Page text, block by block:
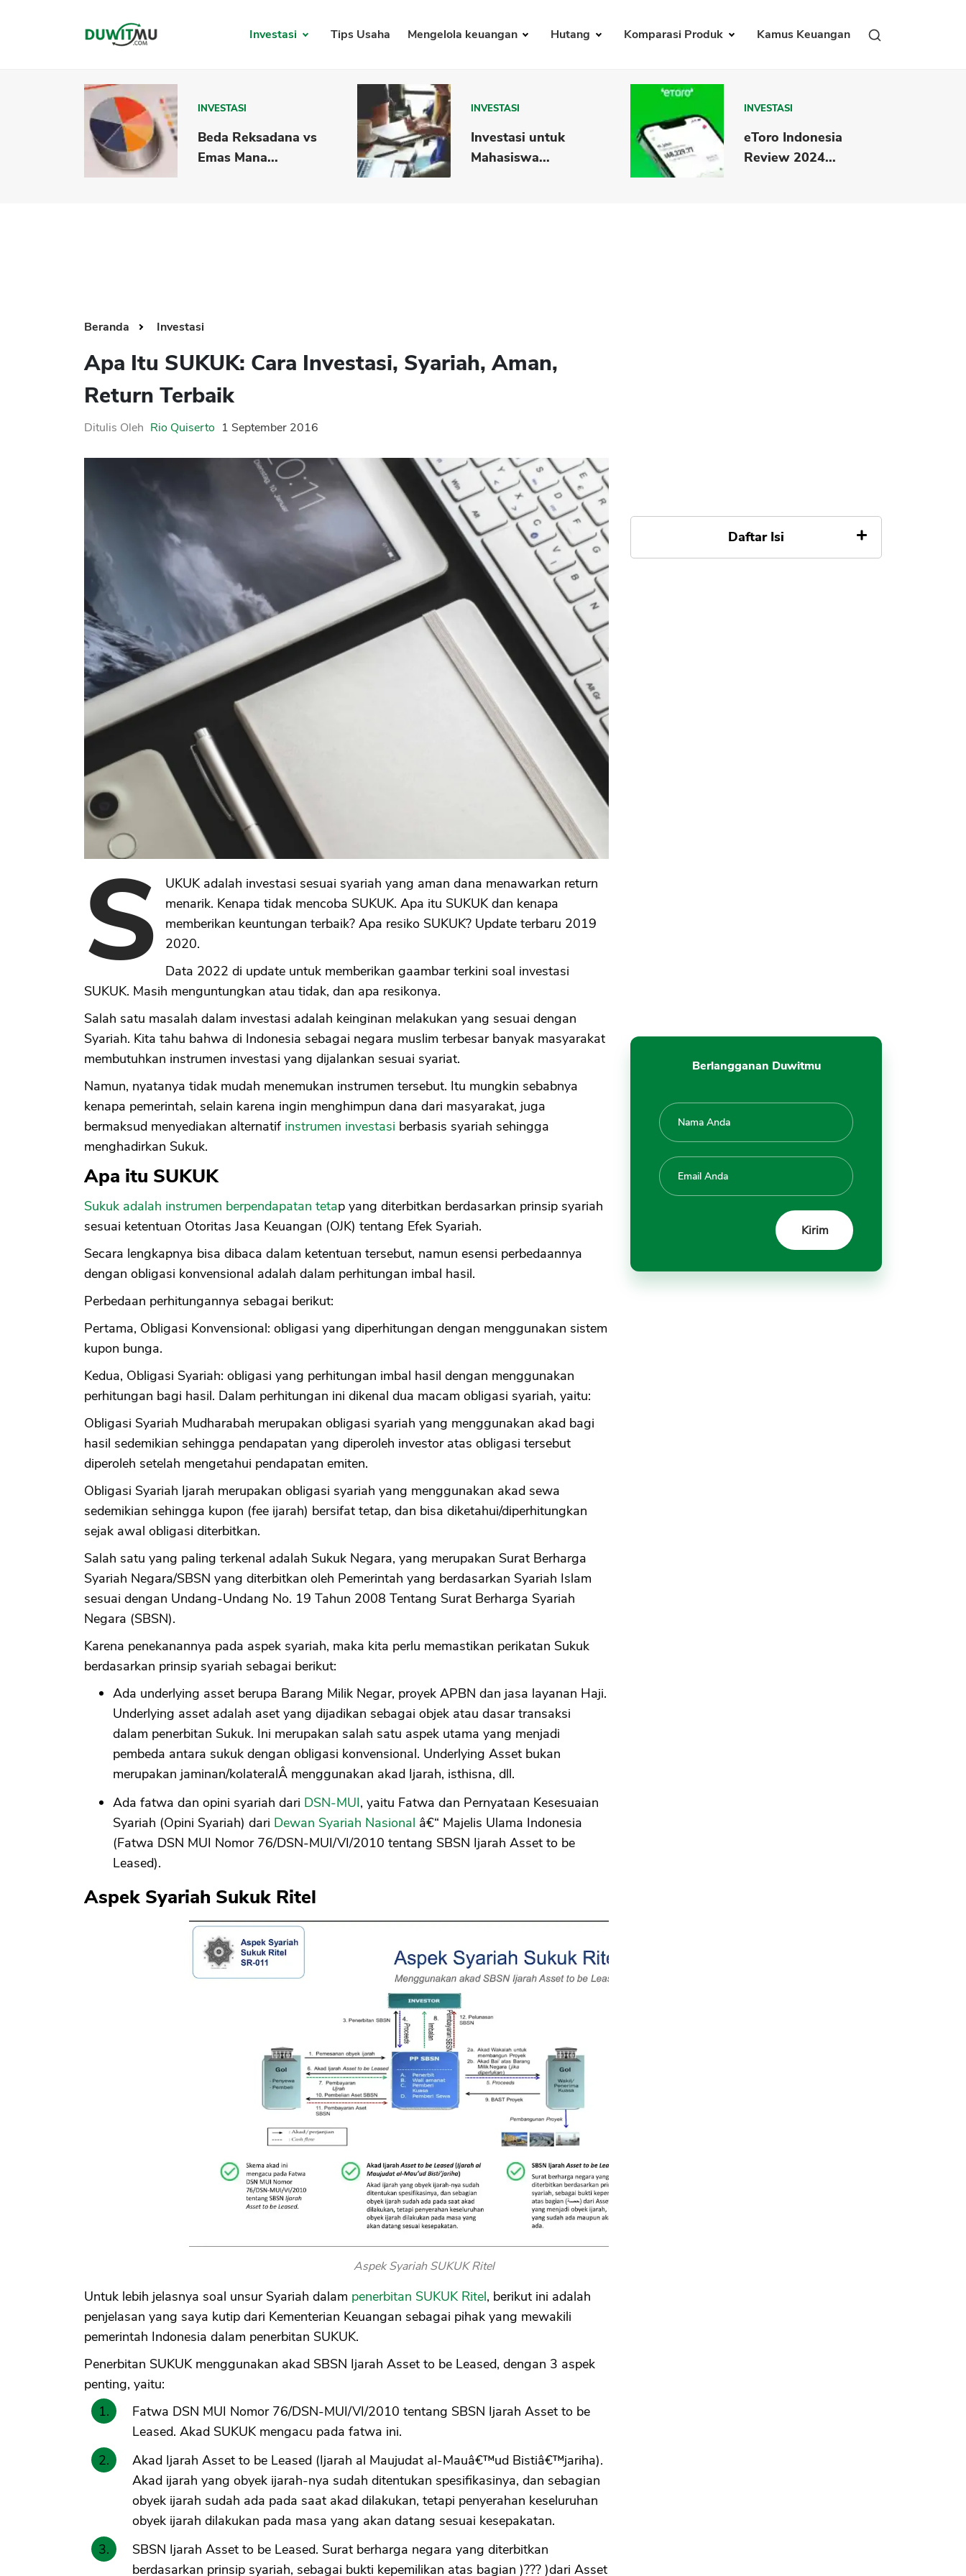
Investasi Tips Usaha Mengelola keuangan Hutang Komparasi Produk Kamus Keuangan
INVESTASI
Beda Reksadana vs
Emas Mana...
INVESTASI
Investasi untuk
Mahasiswa...
INVESTASI
eToro Indonesia
Review 2024...
Beranda Investasi
Apa Itu SUKUK: Cara Investasi, Syariah, Aman,
Return Terbaik
Ditulis Oleh Rio Quiserto 1 September 2016
S
UKUK adalah investasi sesuai syariah yang aman dana menawarkan return
menarik. Kenapa tidak mencoba SUKUK. Apa itu SUKUK dan kenapa
memberikan keuntungan terbaik? Apa resiko SUKUK? Update terbaru 2019
2020.
Data 2022 di update untuk memberikan gaambar terkini soal investasi
SUKUK. Masih menguntungkan atau tidak, dan apa resikonya.
Salah satu masalah dalam investasi adalah keinginan melakukan yang sesuai dengan
Syariah. Kita tahu bahwa di Indonesia sebagai negara muslim terbesar banyak masyarakat
membutuhkan instrumen investasi yang dijalankan sesuai syariat.
Namun, nyatanya tidak mudah menemukan instrumen tersebut. Itu mungkin sebabnya
kenapa pemerintah, selain karena ingin menghimpun dana dari masyarakat, juga
bermaksud menyediakan alternatif instrumen investasi berbasis syariah sehingga
menghadirkan Sukuk.
Apa itu SUKUK
Sukuk adalah instrumen berpendapatan tetap yang diterbitkan berdasarkan prinsip syariah
sesuai ketentuan Otoritas Jasa Keuangan (OJK) tentang Efek Syariah.
Secara lengkapnya bisa dibaca dalam ketentuan tersebut, namun esensi perbedaannya
dengan obligasi konvensional adalah dalam perhitungan imbal hasil.
Perbedaan perhitungannya sebagai berikut:
Pertama, Obligasi Konvensional: obligasi yang diperhitungan dengan menggunakan sistem
kupon bunga.
Kedua, Obligasi Syariah: obligasi yang perhitungan imbal hasil dengan menggunakan
perhitungan bagi hasil. Dalam perhitungan ini dikenal dua macam obligasi syariah, yaitu:
Obligasi Syariah Mudharabah merupakan obligasi syariah yang menggunakan akad bagi
hasil sedemikian sehingga pendapatan yang diperoleh investor atas obligasi tersebut
diperoleh setelah mengetahui pendapatan emiten.
Obligasi Syariah Ijarah merupakan obligasi syariah yang menggunakan akad sewa
sedemikian sehingga kupon (fee ijarah) bersifat tetap, dan bisa diketahui/diperhitungkan
sejak awal obligasi diterbitkan.
Salah satu yang paling terkenal adalah Sukuk Negara, yang merupakan Surat Berharga
Syariah Negara/SBSN yang diterbitkan oleh Pemerintah yang berdasarkan Syariah Islam
sesuai dengan Undang-Undang No. 19 Tahun 2008 Tentang Surat Berharga Syariah
Negara (SBSN).
Karena penekanannya pada aspek syariah, maka kita perlu memastikan perikatan Sukuk
berdasarkan prinsip syariah sebagai berikut:
Ada underlying asset berupa Barang Milik Negar, proyek APBN dan jasa layanan Haji.
Underlying asset adalah aset yang dijadikan sebagai objek atau dasar transaksi
dalam penerbitan Sukuk. Ini merupakan salah satu aspek utama yang menjadi
pembeda antara sukuk dengan obligasi konvensional. Underlying Asset bukan
merupakan jaminan/kolateralÂ menggunakan akad Ijarah, isthisna, dll.
Ada fatwa dan opini syariah dari DSN-MUI, yaitu Fatwa dan Pernyataan Kesesuaian
Syariah (Opini Syariah) dari Dewan Syariah Nasional â€“ Majelis Ulama Indonesia
(Fatwa DSN MUI Nomor 76/DSN-MUI/VI/2010 tentang SBSN Ijarah Asset to be
Leased).
Aspek Syariah Sukuk Ritel
Aspek Syariah SUKUK Ritel
Untuk lebih jelasnya soal unsur Syariah dalam penerbitan SUKUK Ritel, berikut ini adalah
penjelasan yang saya kutip dari Kementerian Keuangan sebagai pihak yang mewakili
pemerintah Indonesia dalam penerbitan SUKUK.
Penerbitan SUKUK menggunakan akad SBSN Ijarah Asset to be Leased, dengan 3 aspek
penting, yaitu:
Fatwa DSN MUI Nomor 76/DSN-MUI/VI/2010 tentang SBSN Ijarah Asset to be
Leased. Akad SUKUK mengacu pada fatwa ini.
Akad Ijarah Asset to be Leased (Ijarah al Maujudat al-Mauâ€™ud Bistiâ€™jariha).
Akad ijarah yang obyek ijarah-nya sudah ditentukan spesifikasinya, dan sebagian
obyek ijarah sudah ada pada saat akad dilakukan, tetapi penyerahan keseluruhan
obyek ijarah dilakukan pada masa yang akan datang sesuai kesepakatan.
SBSN Ijarah Asset to be Leased. Surat berharga negara yang diterbitkan
berdasarkan prinsip syariah, sebagai bukti kepemilikan atas bagian )??? )dari Asset
Daftar Isi
Pertanyaan dan Saran
Kesimpulan
Berlangganan Duwitmu
OK
CANCEL